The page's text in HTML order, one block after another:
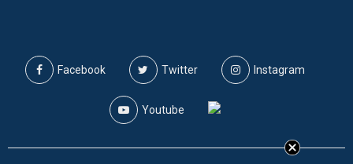
Facebook Twitter Instagram
Youtube